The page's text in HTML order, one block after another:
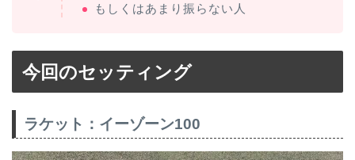
もしくはあまり振らない人
今回のセッティング
ラケット：イーゾーン100